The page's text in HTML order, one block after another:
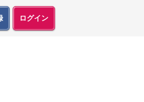
ログイン